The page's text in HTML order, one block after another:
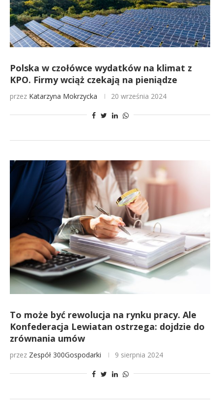
Polska w czołówce wydatków na klimat z
KPO. Firmy wciąż czekają na pieniądze
przez Katarzyna Mokrzycka 20 września 2024
To może być rewolucja na rynku pracy. Ale
Konfederacja Lewiatan ostrzega: dojdzie do
zrównania umów
przez Zespół 300Gospodarki 9 sierpnia 2024